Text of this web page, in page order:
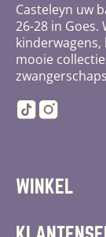
Casteleyn uw
26-28 in
kinderwagens,
mooie
TikTokInstagram
WINKEL
Autostoelen